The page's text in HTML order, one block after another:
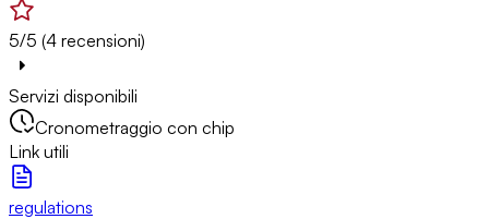
5/5 (4 recensioni)
Servizi disponibili
Cronometraggio con chip
Link utili
regulations